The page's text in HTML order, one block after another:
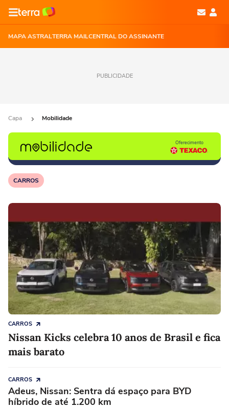
MAPA ASTRALTERRA MAILCENTRAL DO ASSINANTE
PUBLICIDADE
Capa Mobilidade
Oferecimento
CARROS
CARROS
Nissan Kicks celebra 10 anos de Brasil e fica
mais barato
CARROS
Adeus, Nissan: Sentra dá espaço para BYD
híbrido de até 1.200 km